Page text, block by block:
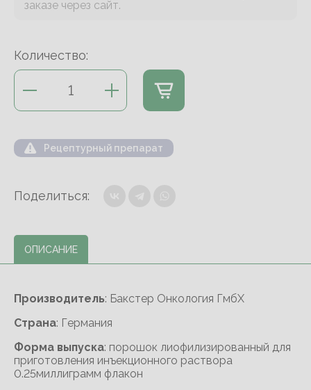
заказе через сайт.
Количество:
Рецептурный препарат
Поделиться:
ОПИСАНИЕ
Производитель: Бакстер Онкология ГмбХ
Cтрана: Германия
Форма выпуска: порошок лиофилизированный для
приготовления инъекционного раствора
0.25миллиграмм флакон